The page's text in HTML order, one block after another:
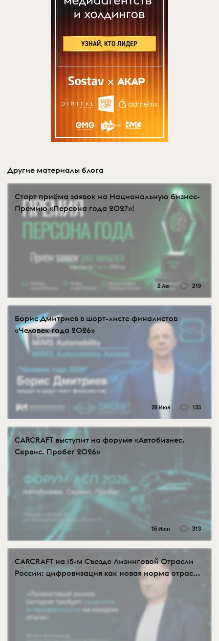
Другие материалы блога
Старт приёма заявок на Национальную бизнес-
Премию «Персона года 2027»!
2 Авг 219
Борис Дмитриев в шорт-листе финалистов
«Человек года 2026»
28 Июл 133
CARCRAFT выступит на форуме «Автобизнес.
Сервис. Пробег 2026»
16 Июн 313
CARCRAFT на 15-м Съезде Лизинговой Отрасли
России: цифровизация как новая норма отрас...